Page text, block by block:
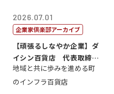
2026.07.01
企業家倶楽部アーカイブ
【頑張るしなやか企業】ダ
イシン百貨店 代表取締役
社長 西山 ...
地域と共に歩みを進める町
のインフラ百貨店